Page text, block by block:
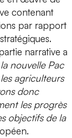
contenant
par rapport
narrative a
nouvelle Pac
agriculteurs
donc
les progrès
objectifs de la